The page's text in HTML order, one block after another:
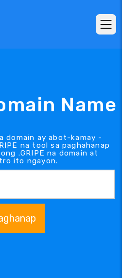
Name
domain ay abot-kamay -
na tool sa paghahanap
.GRIPE na domain at
ito ngayon.